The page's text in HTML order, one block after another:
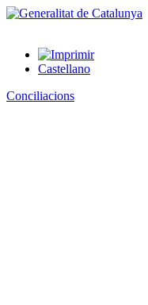
Castellano
Conciliacions